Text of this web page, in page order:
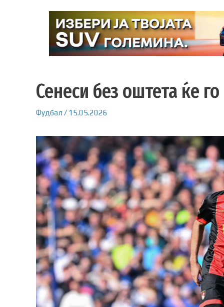
Сенеси без оштета ќе
Фудбал / 15.05.2026